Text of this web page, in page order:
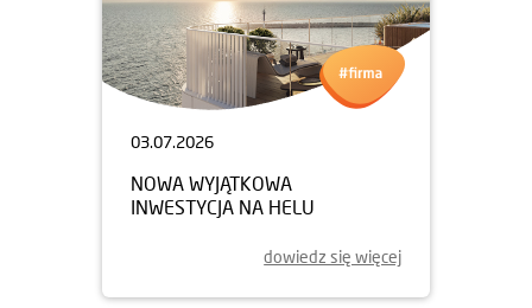
03.07.2026
NOWA WYJĄTKOWA
INWESTYCJA NA HELU
dowiedz się więcej